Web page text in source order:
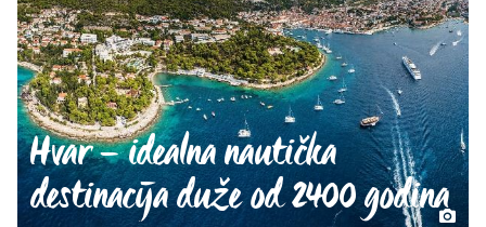
Hvar – idealna nautička
destinacija duže od 2400 godina